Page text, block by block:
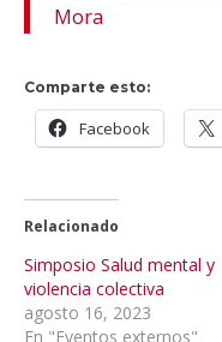
Mora
Comparte esto:
Facebook
Relacionado
Simposio Salud mental y
violencia colectiva
agosto 16, 2023
En "Eventos externos"